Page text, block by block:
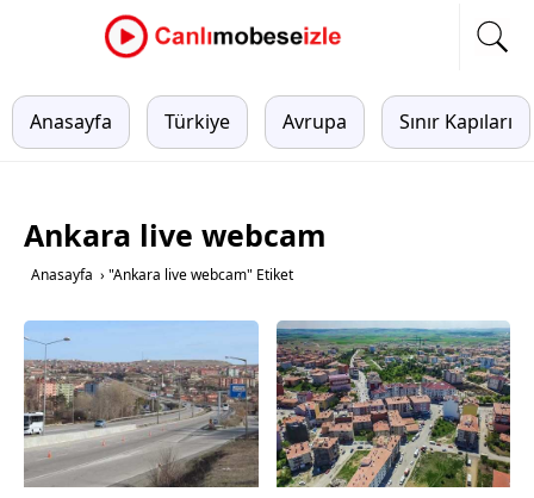
Anasayfa Türkiye Avrupa Sınır Kapıları
Ankara live webcam
Anasayfa › "Ankara live webcam" Etiket